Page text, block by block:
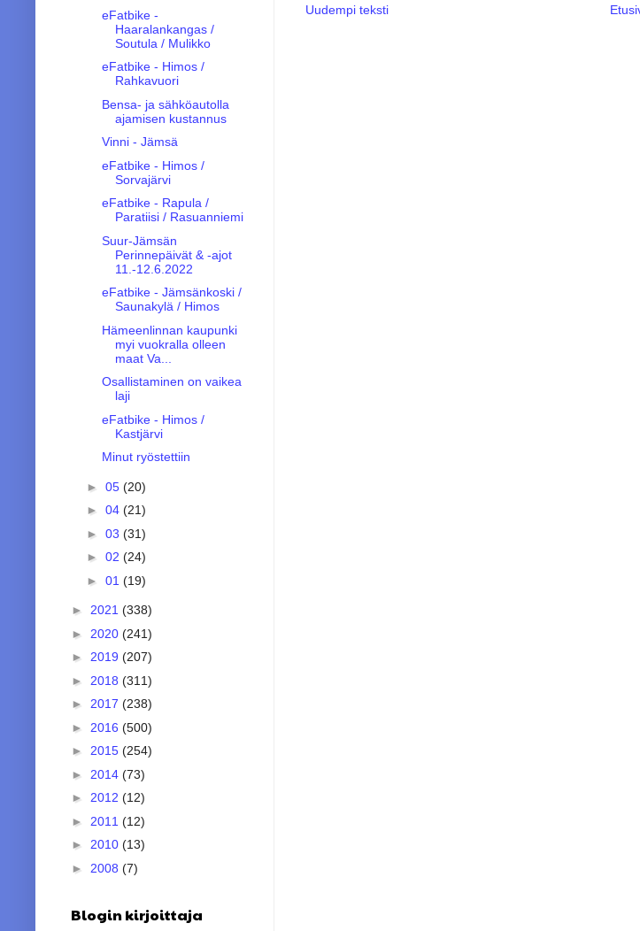
Uudempi teksti
eFatbike -
Haaralankangas /
Soutula / Mulikko
eFatbike - Himos /
Rahkavuori
Bensa- ja sähköautolla
ajamisen kustannus
Vinni - Jämsä
eFatbike - Himos /
Sorvajärvi
eFatbike - Rapula /
Paratiisi / Rasuanniemi
Suur-Jämsän
Perinnepäivät & -ajot
11.-12.6.2022
eFatbike - Jämsänkoski /
Saunakylä / Himos
Hämeenlinnan kaupunki
myi vuokralla olleen
maat Va...
Osallistaminen on vaikea
laji
eFatbike - Himos /
Kastjärvi
Minut ryöstettiin
► 05 (20)
► 04 (21)
► 03 (31)
► 02 (24)
► 01 (19)
► 2021 (338)
► 2020 (241)
► 2019 (207)
► 2018 (311)
► 2017 (238)
► 2016 (500)
► 2015 (254)
► 2014 (73)
► 2012 (12)
► 2011 (12)
► 2010 (13)
► 2008 (7)
Blogin kirjoittaja